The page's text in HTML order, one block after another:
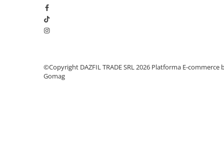
©Copyright DAZFIL TRADE SRL 2026 Platforma E-commerce
Gomag